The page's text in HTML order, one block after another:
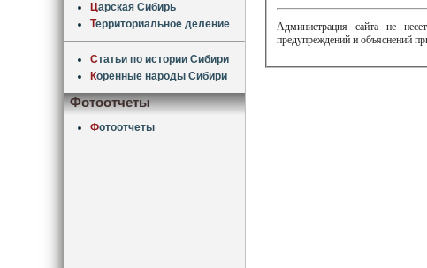
Царская Сибирь
Территориальное деление
Статьи по истории Сибири
Коренные народы Сибири
Фотоотчеты
Фотоотчеты
Администрация сайта не
предупреждений и объяснений